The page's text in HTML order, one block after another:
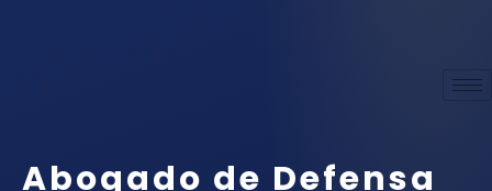
Abogado de Defensa